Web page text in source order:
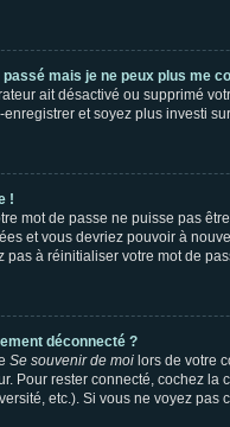
mais je ne peux plus me
ait désactivé ou supprimé
et soyez plus investi
!
mot de passe ne puisse pas
et vous devriez pouvoir à
pas à réinitialiser votre mot de
déconnecté ?
Se souvenir de moi lors de votre
Pour rester connecté, cochez la
etc.). Si vous ne voyez